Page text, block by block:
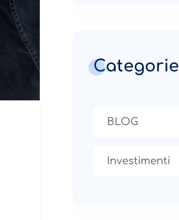
Categorie
BLOG
Investimenti